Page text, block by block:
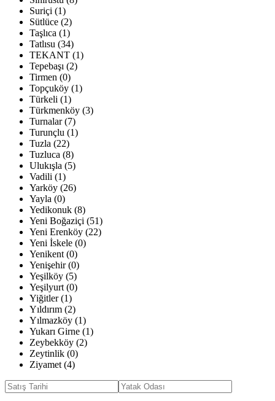
Suriçi (1)
Sütlüce (2)
Taşlıca (1)
Tatlısu (34)
TEKANT (1)
Tepebaşı (2)
Tirmen (0)
Topçuköy (1)
Türkeli (1)
Türkmenköy (3)
Turnalar (7)
Turunçlu (1)
Tuzla (22)
Tuzluca (8)
Ulukışla (5)
Vadili (1)
Yarköy (26)
Yayla (0)
Yedikonuk (8)
Yeni Boğaziçi (51)
Yeni Erenköy (22)
Yeni İskele (0)
Yenikent (0)
Yenişehir (0)
Yeşilköy (5)
Yeşilyurt (0)
Yiğitler (1)
Yıldırım (2)
Yılmazköy (1)
Yukarı Girne (1)
Zeybekköy (2)
Zeytinlik (0)
Ziyamet (4)